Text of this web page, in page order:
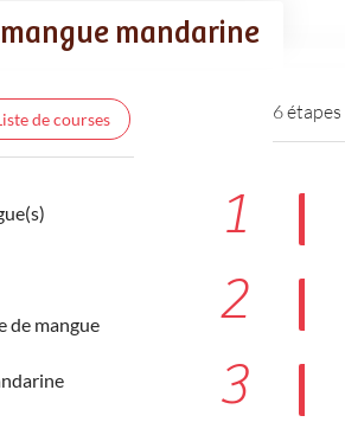
mandarine
de courses
de mangue
6 étapes
1
2
3